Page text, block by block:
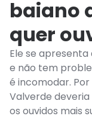
baiano
quer
Ele se
e não tem
é incomodar.
Valverde
os ouvidos mais